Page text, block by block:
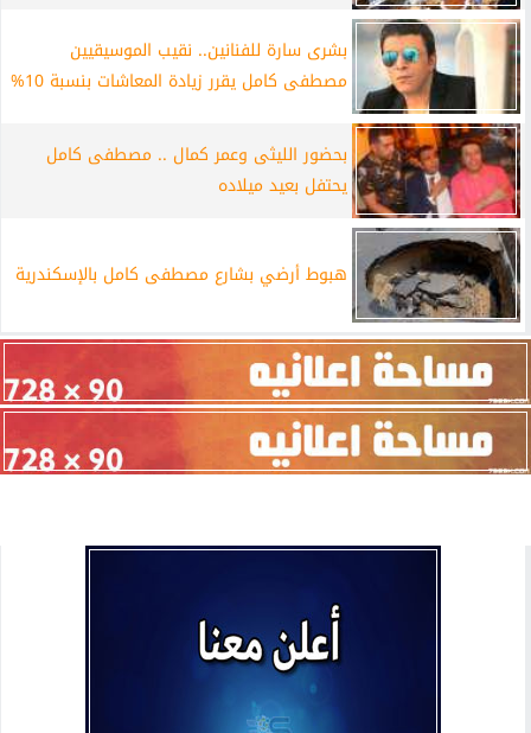
بشرى سارة للفنانين.. نقيب الموسيقيين
مصطفى كامل يقرر زيادة المعاشات بنسبة 10%
بحضور الليثى وعمر كمال .. مصطفى كامل
يحتفل بعيد ميلاده
هبوط أرضي بشارع مصطفى كامل بالإسكندرية